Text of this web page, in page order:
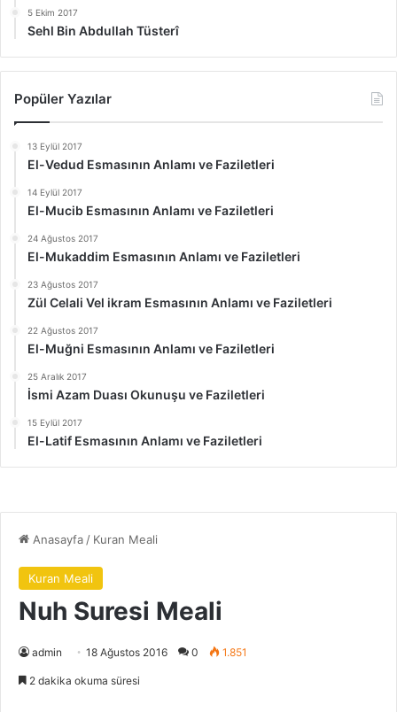
5 Ekim 2017
Sehl Bin Abdullah Tüsterî
Popüler Yazılar
13 Eylül 2017
El-Vedud Esmasının Anlamı ve Faziletleri
14 Eylül 2017
El-Mucib Esmasının Anlamı ve Faziletleri
24 Ağustos 2017
El-Mukaddim Esmasının Anlamı ve Faziletleri
23 Ağustos 2017
Zül Celali Vel ikram Esmasının Anlamı ve Faziletleri
22 Ağustos 2017
El-Muğni Esmasının Anlamı ve Faziletleri
25 Aralık 2017
İsmi Azam Duası Okunuşu ve Faziletleri
15 Eylül 2017
El-Latif Esmasının Anlamı ve Faziletleri